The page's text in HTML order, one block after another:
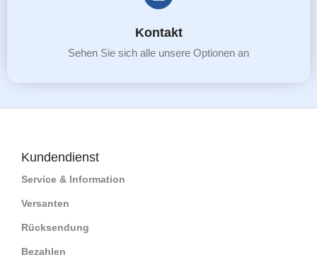
Kontakt
Sehen Sie sich alle unsere Optionen an
Kundendienst
Service & Information
Versanten
Rücksendung
Bezahlen